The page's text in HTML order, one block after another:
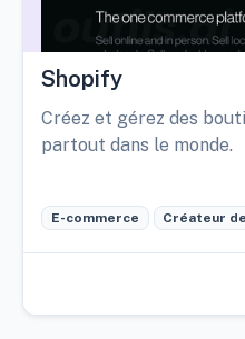
Shopify
Créez et gérez des
partout dans le monde.
E-commerce Créateur